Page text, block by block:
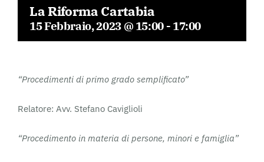
La Riforma Cartabia
15 Febbraio, 2023 @ 15:00 - 17:00
“Procedimenti di primo grado semplificato”
Relatore: Avv. Stefano Caviglioli
“Procedimento in materia di persone, minori e famiglia”